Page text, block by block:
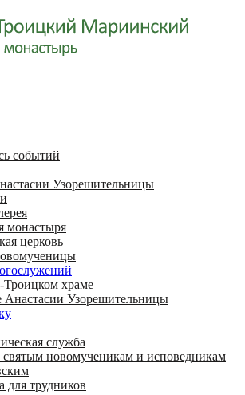
событий
Узорешительницы
монастыря
церковь
Троицком храме
Анастасии Узорешительницы
служба
новомученикам и исповедникам
для трудников